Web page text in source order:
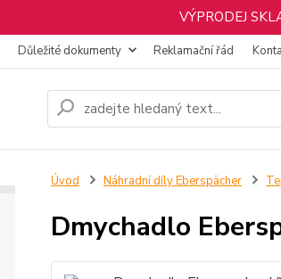
VÝPRODEJ
Důležité dokumenty Reklamační řád
Úvod Náhradní díly Eberspächer
Dmychadlo